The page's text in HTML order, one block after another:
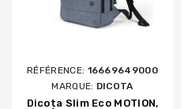
RÉFÉRENCE: 16669649000
MARQUE: DICOTA
Dicota Slim Eco MOTION,